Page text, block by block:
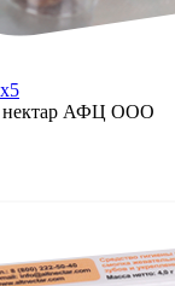
нектар АФЦ ООО